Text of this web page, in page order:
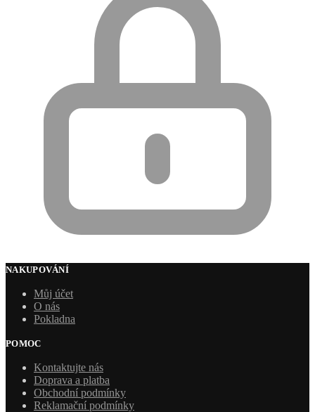
NAKUPOVÁNÍ
Můj účet
O nás
Pokladna
POMOC
Kontaktujte nás
Doprava a platba
Obchodní podmínky
Reklamační podmínky